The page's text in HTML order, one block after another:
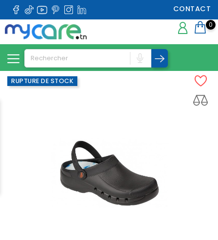
CONTACT
0
RUPTURE DE STOCK